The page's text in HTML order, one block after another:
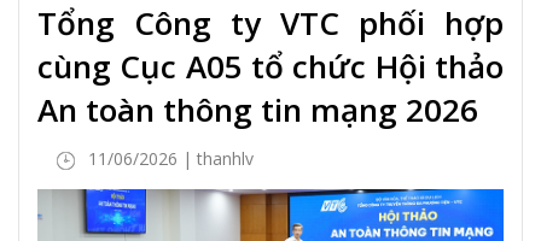
Tổng Công ty VTC phối hợp
cùng Cục A05 tổ chức Hội thảo
An toàn thông tin mạng 2026
11/06/2026 | thanhlv